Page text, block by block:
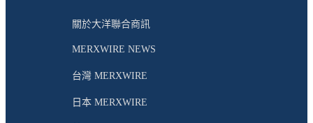
關於大洋聯合商訊
MERXWIRE NEWS
台灣 MERXWIRE
日本 MERXWIRE